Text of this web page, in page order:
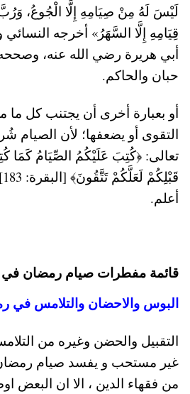
لَيْسَ لَهُ مِنْ صِيَامِهِ إِلَّا الْجُوعُ،
قِيَامِهِ إِلَّا السَّهَرُ» أخرجه
أبي هريرة رضي الله عنه،
حبان والحاكم.
أو بعبارة أخرى أن يجتنب كل
التقوى أو يضعفها؛ لأن الصيام
تعالى: ﴿كُتِبَ عَلَيْكُمُ الصِّيَامُ كَمَا
قَبْلِكُمْ لَعَلَّكُمْ تَتَّقُونَ﴾ [البقرة: 183].
أعلم.
قائمة مفطرات صيام رمضان في
البوس والاحضان والتلامس في
التقبيل والحضن وغيره من
غير مستحب و يفسد صيام
من فقهاء الدين ، الا ان البعض